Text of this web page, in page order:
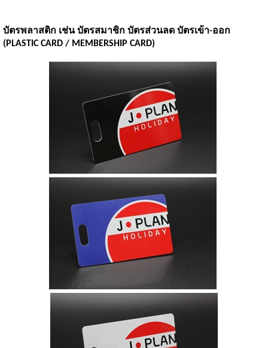
บัตรพลาสติก เช่น บัตรสมาชิก บัตรส่วนลด บัตรเข้า-ออก
(PLASTIC CARD / MEMBERSHIP CARD)